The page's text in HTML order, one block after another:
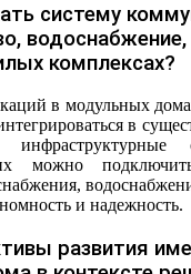
систему
комплексах?
в модульных
в
их можно
и надежность.
развития